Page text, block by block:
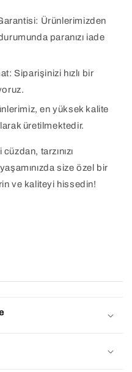
Ürünlerimizden
paranızı iade
Siparişinizi hızlı bir
en yüksek kalite
üretilmektedir.
tarzınızı
size özel bir
ve kaliteyi hissedin!